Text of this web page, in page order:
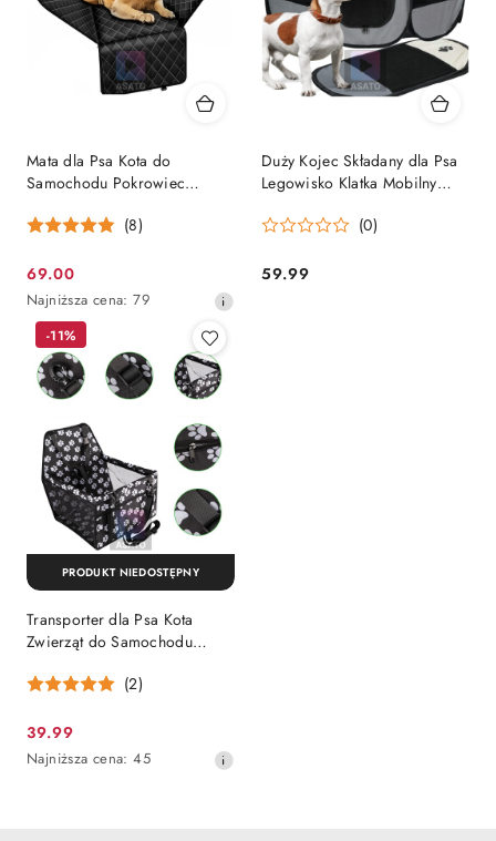
Mata dla Psa Kota do
Samochodu Pokrowiec
(8)
Cena
promocyjna:
69.00
Najniższa
cena
30
dni
przed
Najniższa cena: 79
Duży Kojec Składany dla Psa
Legowisko Klatka Mobilny
(0)
Cena:
59.99
Transporter dla Psa Kota
Zwierząt do Samochodu
(2)
Cena
promocyjna:
39.99
Najniższa
Najniższa cena: 45
-11%
PRODUKT NIEDOSTĘPNY